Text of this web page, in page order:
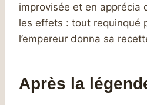
improvisée et en apprécia
les effets : tout requinqué
l’empereur donna sa
Après la